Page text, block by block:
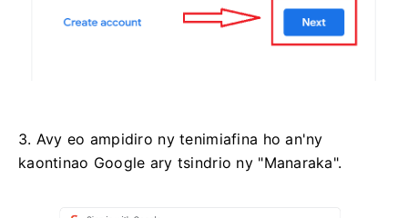
3. Avy eo ampidiro ny tenimiafina ho an'ny
kaontinao Google ary tsindrio ny "Manaraka".